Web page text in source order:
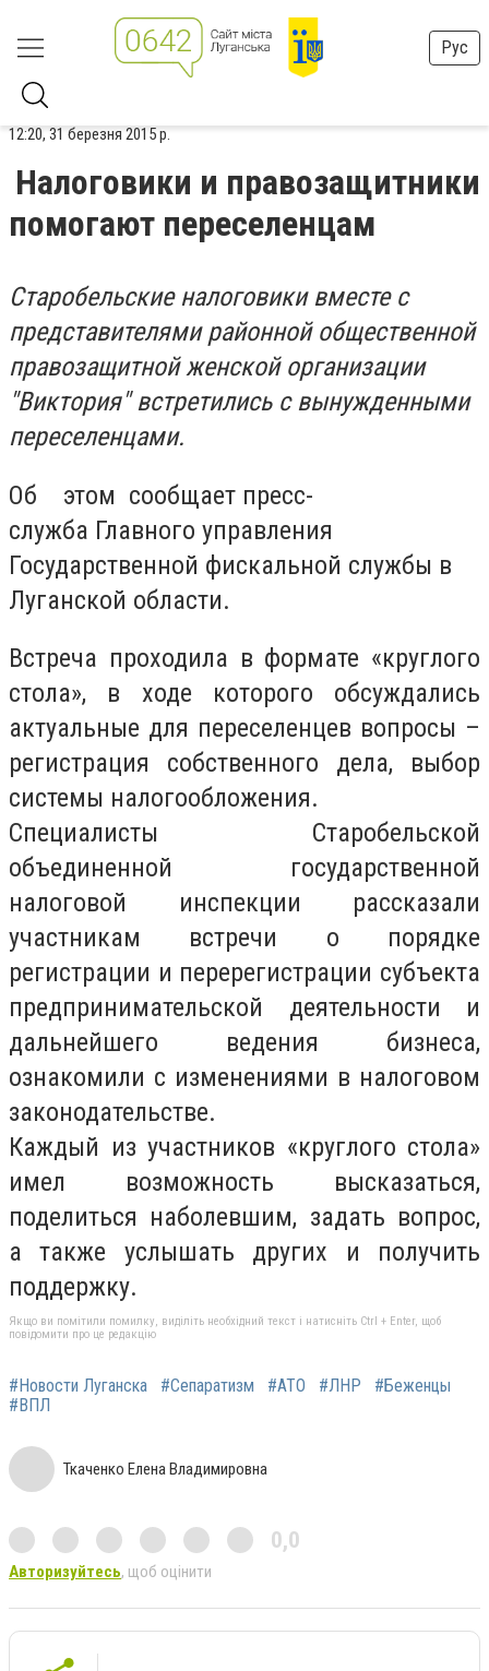
Рус
12:20, 31 березня 2015 р.
Налоговики и правозащитники
помогают переселенцам
Старобельские налоговики вместе с
представителями районной общественной
правозащитной женской организации
"Виктория" встретились с вынужденными
переселенцами.
Об этом сообщает пресс-
служба Главного управления
Государственной фискальной службы в
Луганской области.
Встреча проходила в формате «круглого
стола», в ходе которого обсуждались
актуальные для переселенцев вопросы –
регистрация собственного дела, выбор
системы налогообложения.
Специалисты Старобельской
объединенной государственной
налоговой инспекции рассказали
участникам встречи о порядке
регистрации и перерегистрации субъекта
предпринимательской деятельности и
дальнейшего ведения бизнеса,
ознакомили с изменениями в налоговом
законодательстве.
Каждый из участников «круглого стола»
имел возможность высказаться,
поделиться наболевшим, задать вопрос,
а также услышать других и получить
поддержку.
Якщо ви помітили помилку, виділіть необхідний текст і натисніть Ctrl + Enter, щоб
повідомити про це редакцію
#Новости Луганска #Сепаратизм #АТО #ЛНР
#Беженцы
#ВПЛ
Ткаченко Елена Владимировна
0,0
Авторизуйтесь, щоб оцінити